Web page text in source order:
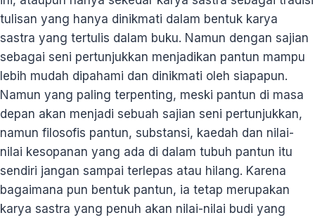
tulisan yang hanya dinikmati dalam bentuk karya
sastra yang tertulis dalam buku. Namun dengan sajian
sebagai seni pertunjukkan menjadikan pantun mampu
lebih mudah dipahami dan dinikmati oleh siapapun.
Namun yang paling terpenting, meski pantun di masa
depan akan menjadi sebuah sajian seni pertunjukkan,
namun filosofis pantun, substansi, kaedah dan nilai-
nilai kesopanan yang ada di dalam tubuh pantun itu
sendiri jangan sampai terlepas atau hilang. Karena
bagaimana pun bentuk pantun, ia tetap merupakan
karya sastra yang penuh akan nilai-nilai budi yang